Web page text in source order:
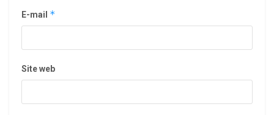
E-mail *
Site web